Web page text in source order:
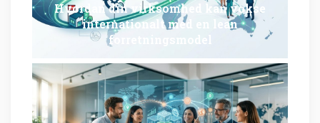
Hvordan din virksomhed kan vokse
internationalt med en lean
forretningsmodel